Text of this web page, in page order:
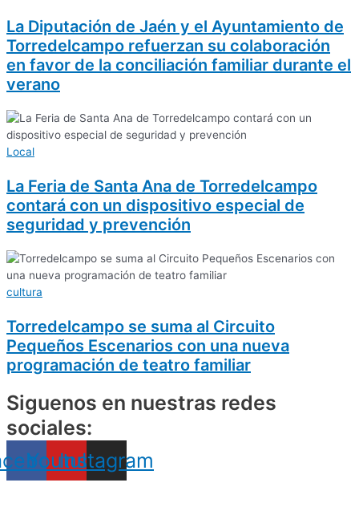
La Diputación de Jaén y el Ayuntamiento de
Torredelcampo refuerzan su colaboración
en favor de la conciliación familiar durante el
verano
Local
La Feria de Santa Ana de Torredelcampo
contará con un dispositivo especial de
seguridad y prevención
cultura
Torredelcampo se suma al Circuito
Pequeños Escenarios con una nueva
programación de teatro familiar
Siguenos en nuestras redes
sociales:
Youtube
Instagram